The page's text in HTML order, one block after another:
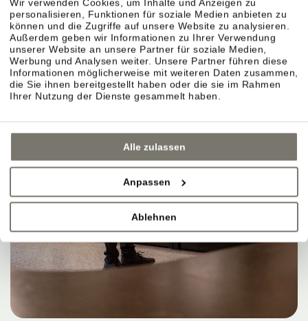
Wir verwenden Cookies, um Inhalte und Anzeigen zu
personalisieren, Funktionen für soziale Medien anbieten zu
können und die Zugriffe auf unsere Website zu analysieren.
Außerdem geben wir Informationen zu Ihrer Verwendung
unserer Website an unsere Partner für soziale Medien,
Werbung und Analysen weiter. Unsere Partner führen diese
Informationen möglicherweise mit weiteren Daten zusammen,
die Sie ihnen bereitgestellt haben oder die sie im Rahmen
Ihrer Nutzung der Dienste gesammelt haben.
Alle zulassen
Anpassen
Ablehnen